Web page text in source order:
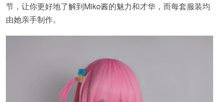
节，让你更好地了解到Miko酱的魅力和才华，而每套服装均
由她亲手制作。